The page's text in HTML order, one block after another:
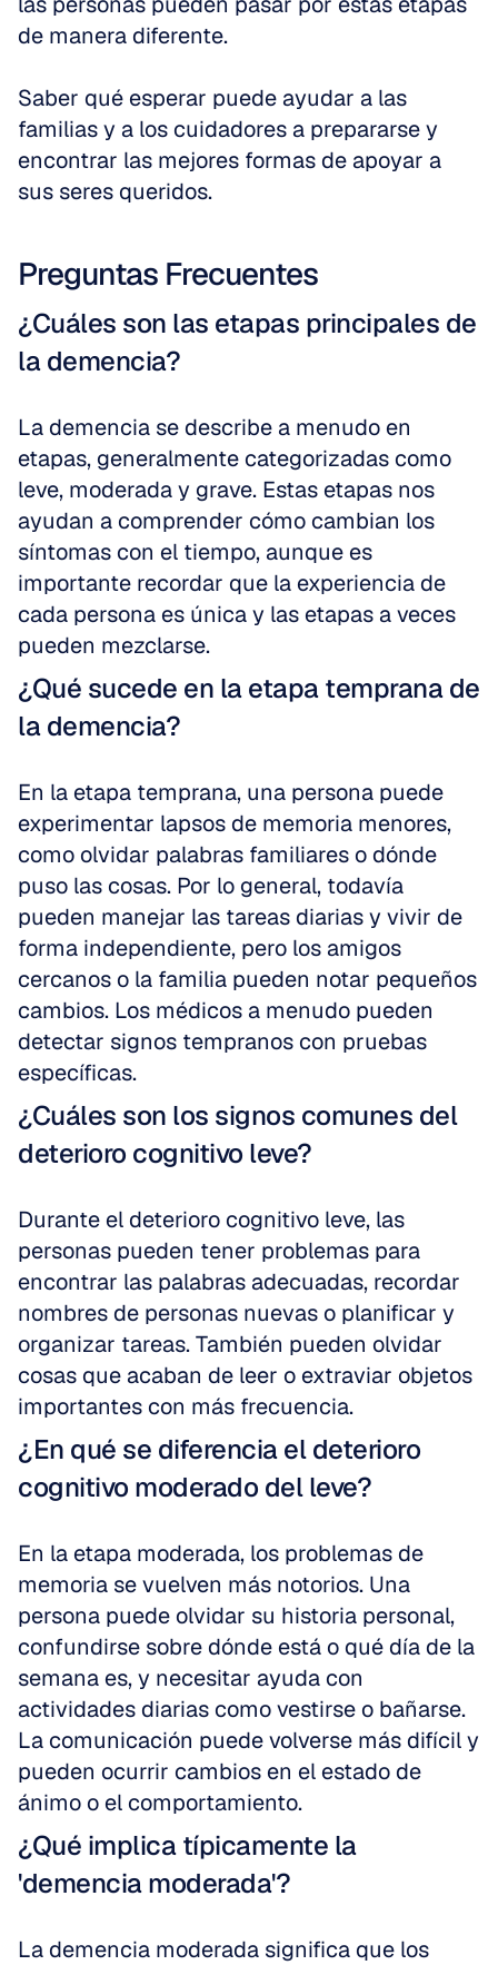
de manera diferente.
Saber qué esperar puede ayudar a las
familias y a los cuidadores a prepararse y
encontrar las mejores formas de apoyar a
sus seres queridos.
Preguntas Frecuentes
¿Cuáles son las etapas principales de
la demencia?
La demencia se describe a menudo en
etapas, generalmente categorizadas como
leve, moderada y grave. Estas etapas nos
ayudan a comprender cómo cambian los
síntomas con el tiempo, aunque es
importante recordar que la experiencia de
cada persona es única y las etapas a veces
pueden mezclarse.
¿Qué sucede en la etapa temprana de
la demencia?
En la etapa temprana, una persona puede
experimentar lapsos de memoria menores,
como olvidar palabras familiares o dónde
puso las cosas. Por lo general, todavía
pueden manejar las tareas diarias y vivir de
forma independiente, pero los amigos
cercanos o la familia pueden notar pequeños
cambios. Los médicos a menudo pueden
detectar signos tempranos con pruebas
específicas.
¿Cuáles son los signos comunes del
deterioro cognitivo leve?
Durante el deterioro cognitivo leve, las
personas pueden tener problemas para
encontrar las palabras adecuadas, recordar
nombres de personas nuevas o planificar y
organizar tareas. También pueden olvidar
cosas que acaban de leer o extraviar objetos
importantes con más frecuencia.
¿En qué se diferencia el deterioro
cognitivo moderado del leve?
En la etapa moderada, los problemas de
memoria se vuelven más notorios. Una
persona puede olvidar su historia personal,
confundirse sobre dónde está o qué día de la
semana es, y necesitar ayuda con
actividades diarias como vestirse o bañarse.
La comunicación puede volverse más difícil y
pueden ocurrir cambios en el estado de
ánimo o el comportamiento.
¿Qué implica típicamente la
'demencia moderada'?
La demencia moderada significa que los